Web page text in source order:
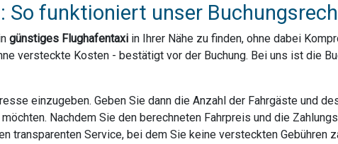
So funktioniert unser
günstiges Flughafentaxi in Ihrer Nähe zu finden, ohne dabei
versteckte Kosten - bestätigt vor der Buchung. Bei uns ist die
einzugeben. Geben Sie dann die Anzahl der Fahrgäste und
Nachdem Sie den berechneten Fahrpreis und die
transparenten Service, bei dem Sie keine versteckten Gebühren